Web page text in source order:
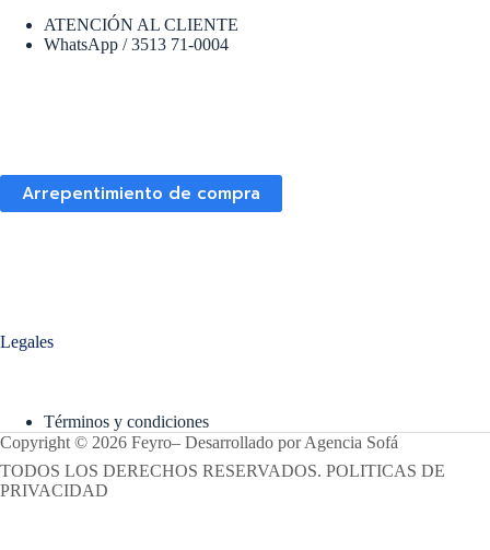
ATENCIÓN AL CLIENTE
WhatsApp / 3513 71-0004
Arrepentimiento de compra
Legales
Términos y condiciones
Copyright © 2026 Feyro– Desarrollado porAgencia Sofá
TODOS LOS DERECHOS RESERVADOS. POLITICAS DE
PRIVACIDAD